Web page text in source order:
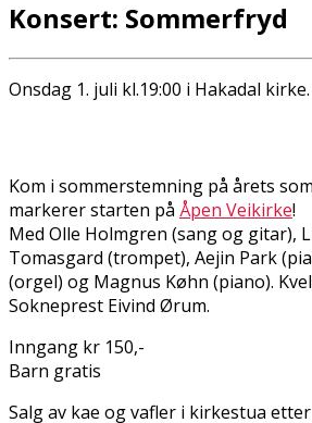
Konsert: Sommerfryd
Onsdag 1. juli kl.19:00 i Hakadal kirke.
Kom i sommerstemning på årets
markerer starten på Åpen Veikirke!
Med Olle Holmgren (sang og gitar),
Tomasgard (trompet), Aejin Park
(orgel) og Magnus Køhn (piano).
Sokneprest Eivind Ørum.
Inngang kr 150,-
Barn gratis
Salg av kaffe og vafler i kirkestua